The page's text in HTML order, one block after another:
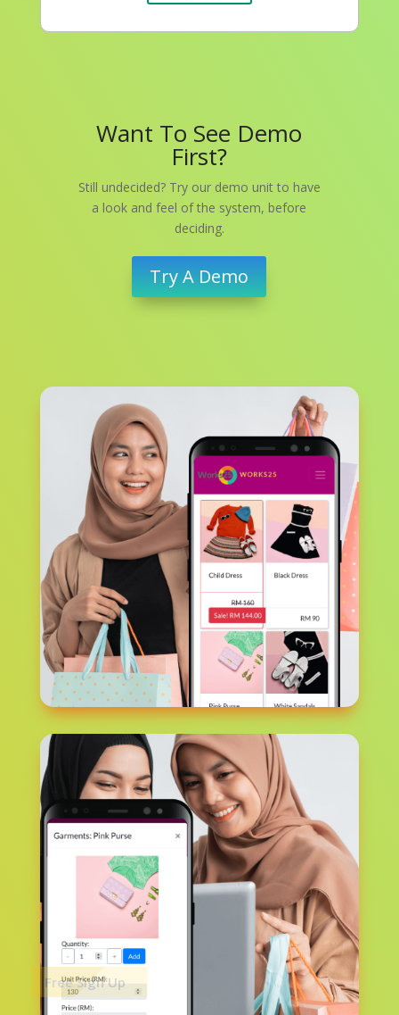
Want To See Demo
First?
Still undecided? Try our demo unit to have
a look and feel of the system, before
deciding.
Try A Demo
Free Sign Up